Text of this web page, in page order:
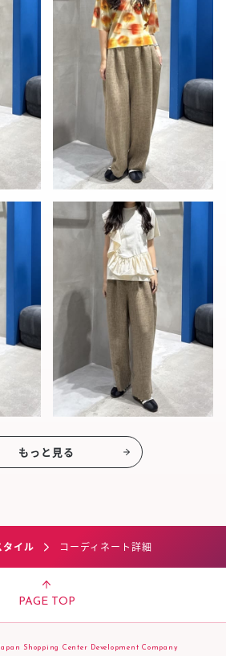
もっと見る
タイル コーディネート詳細
PAGE TOP
Shopping Center Development Company